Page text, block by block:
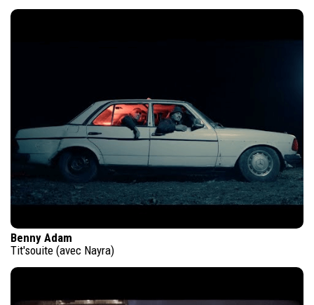
Benny Adam
Tit'souite (avec Nayra)